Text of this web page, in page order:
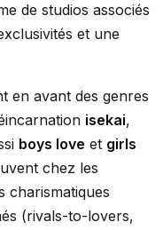
de studios associés
et une
en avant des genres
isekai,
boys love et girls
chez les
charismatiques
(rivals-to-lovers,